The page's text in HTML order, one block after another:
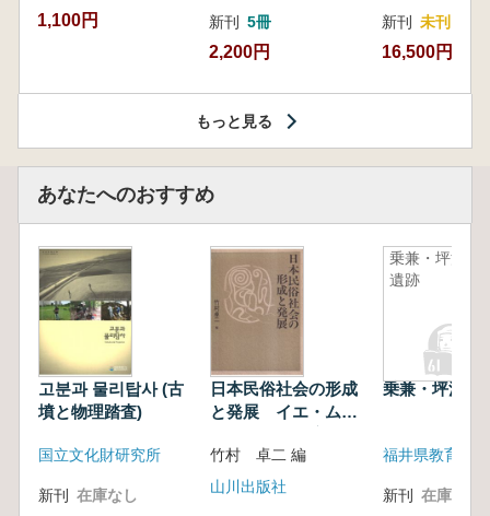
1,100円 新刊 5冊
2,200円
新刊 未刊
16,500円
もっと見る
あなたへのおすすめ
고분과 물리탑사 (古
墳と物理踏査)
国立文化財研究所
新刊 在庫なし
日本民俗社会の形成
と発展 イエ・ム
る
竹村 卓二 編
山川出版社
乗兼・坪江
遺跡
乗兼・坪江遺
新刊 在庫なし